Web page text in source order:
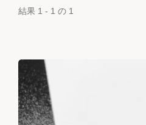
結果 1 - 1 の 1